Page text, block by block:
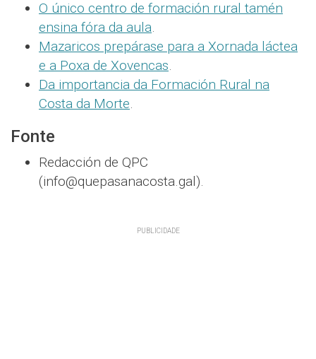
O único centro de formación rural tamén
ensina fóra da aula.
Mazaricos prepárase para a Xornada láctea
e a Poxa de Xovencas.
Da importancia da Formación Rural na
Costa da Morte.
Fonte
Redacción de QPC
(info@quepasanacosta.gal).